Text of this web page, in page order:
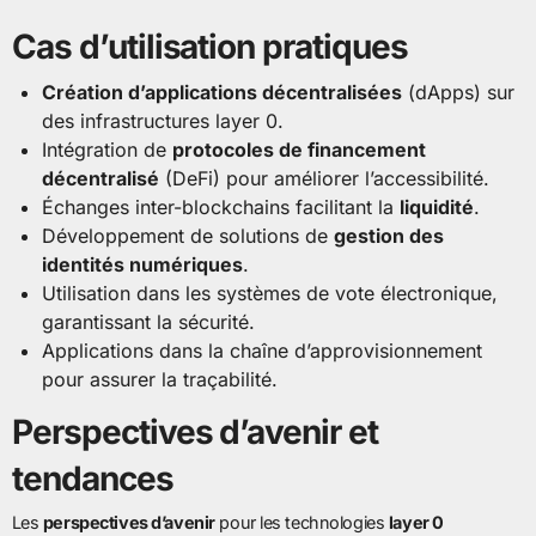
Cas d’utilisation pratiques
Création d’applications décentralisées (dApps) sur
des infrastructures layer 0.
Intégration de protocoles de financement
décentralisé (DeFi) pour améliorer l’accessibilité.
Échanges inter-blockchains facilitant la liquidité.
Développement de solutions degestion des
identités numériques.
Utilisation dans les systèmes de vote électronique,
garantissant la sécurité.
Applications dans la chaîne d’approvisionnement
pour assurer la traçabilité.
Perspectives d’avenir et
tendances
Les perspectives d’avenirpour les technologies layer 0